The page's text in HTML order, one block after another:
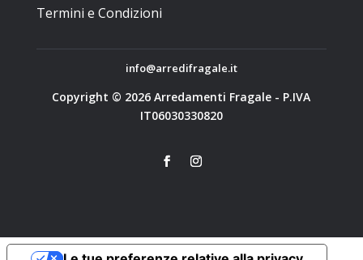
Termini e Condizioni
info@arredifragale.it
Copyright © 2026 Arredamenti Fragale - P.IVA
IT06030330820